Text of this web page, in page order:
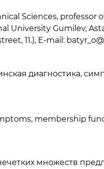
Sciences,
University Gumilev,
11.), E-mail:
диагностика,
membership
множеств